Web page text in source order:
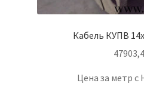
Кабель КУПВ
Цена за метр с